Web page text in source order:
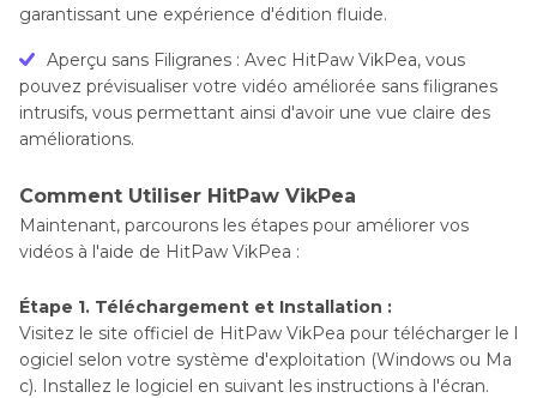
garantissant une expérience d'édition fluide.
Aperçu sans Filigranes : Avec HitPaw VikPea, vous
pouvez prévisualiser votre vidéo améliorée sans filigranes
intrusifs, vous permettant ainsi d'avoir une vue claire des
améliorations.
Comment Utiliser HitPaw VikPea
Maintenant, parcourons les étapes pour améliorer vos
vidéos à l'aide de HitPaw VikPea :
Étape 1. Téléchargement et Installation :
Visitez le site officiel de HitPaw VikPea pour télécharger le l
ogiciel selon votre système d'exploitation (Windows ou Ma
c). Installez le logiciel en suivant les instructions à l'écran.